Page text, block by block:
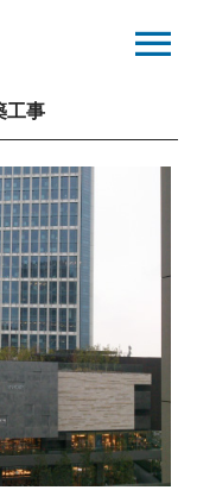
menu
工事